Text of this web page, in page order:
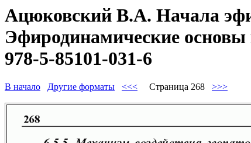
Ацюковский В.А. Начала
Эфиродинамические
978-5-85101-031-6
В начало Другие форматы <<< Страница 268 >>>